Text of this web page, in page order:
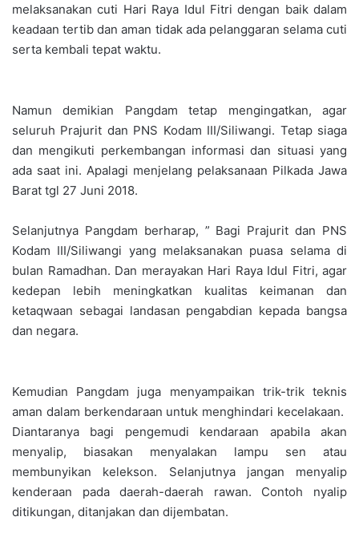
melaksanakan cuti Hari Raya Idul Fitri dengan baik dalam
keadaan tertib dan aman tidak ada pelanggaran selama cuti
serta kembali tepat waktu.
Namun demikian Pangdam tetap mengingatkan, agar
seluruh Prajurit dan PNS Kodam III/Siliwangi. Tetap siaga
dan mengikuti perkembangan informasi dan situasi yang
ada saat ini. Apalagi menjelang pelaksanaan Pilkada Jawa
Barat tgl 27 Juni 2018.
Selanjutnya Pangdam berharap, ” Bagi Prajurit dan PNS
Kodam III/Siliwangi yang melaksanakan puasa selama di
bulan Ramadhan. Dan merayakan Hari Raya Idul Fitri, agar
kedepan lebih meningkatkan kualitas keimanan dan
ketaqwaan sebagai landasan pengabdian kepada bangsa
dan negara.
Kemudian Pangdam juga menyampaikan trik-trik teknis
aman dalam berkendaraan untuk menghindari kecelakaan.
Diantaranya bagi pengemudi kendaraan apabila akan
menyalip, biasakan menyalakan lampu sen atau
membunyikan kelekson. Selanjutnya jangan menyalip
kenderaan pada daerah-daerah rawan. Contoh nyalip
ditikungan, ditanjakan dan dijembatan.